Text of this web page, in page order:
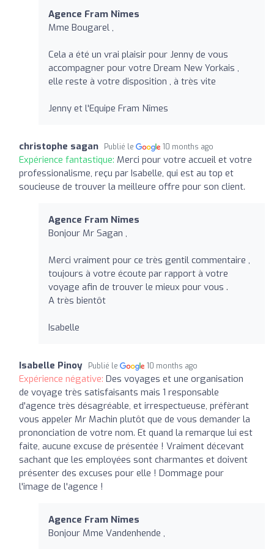
Agence Fram Nîmes
Mme Bougarel ,
Cela a été un vrai plaisir pour Jenny de vous
accompagner pour votre Dream New Yorkais ,
elle reste à votre disposition , à très vite
Jenny et l'Equipe Fram Nîmes
christophe sagan Publié le 10 months ago
Expérience fantastique: Merci pour votre accueil et votre
professionalisme, reçu par Isabelle, qui est au top et
soucieuse de trouver la meilleure offre pour son client.
Agence Fram Nîmes
Bonjour Mr Sagan ,
Merci vraiment pour ce très gentil commentaire ,
toujours à votre écoute par rapport à votre
voyage afin de trouver le mieux pour vous .
A très bientôt
Isabelle
Isabelle Pinoy Publié le 10 months ago
Expérience négative: Des voyages et une organisation
de voyage très satisfaisants mais 1 responsable
d'agence très désagréable, et irrespectueuse, préfèrant
vous appeler Mr Machin plutôt que de vous demander la
prononciation de votre nom. Et quand la remarque lui est
faite, aucune excuse de présentée ! Vraiment décevant
sachant que les employées sont charmantes et doivent
présenter des excuses pour elle ! Dommage pour
l'image de l'agence !
Agence Fram Nîmes
Bonjour Mme Vandenhende ,